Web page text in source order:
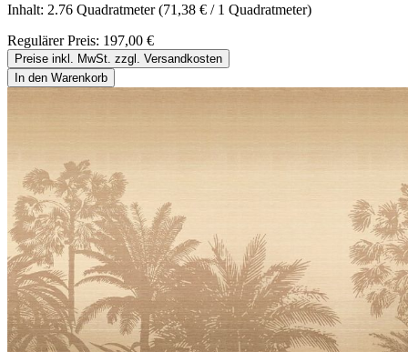
Inhalt: 2.76 Quadratmeter(71,38 € / 1 Quadratmeter)
Regulärer Preis: 197,00 €
Preise inkl. MwSt. zzgl. Versandkosten
In den Warenkorb